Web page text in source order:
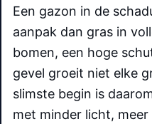
Een gazon in de
aanpak dan gras in
bomen, een hoge
gevel groeit niet elke
slimste begin is
met minder licht,